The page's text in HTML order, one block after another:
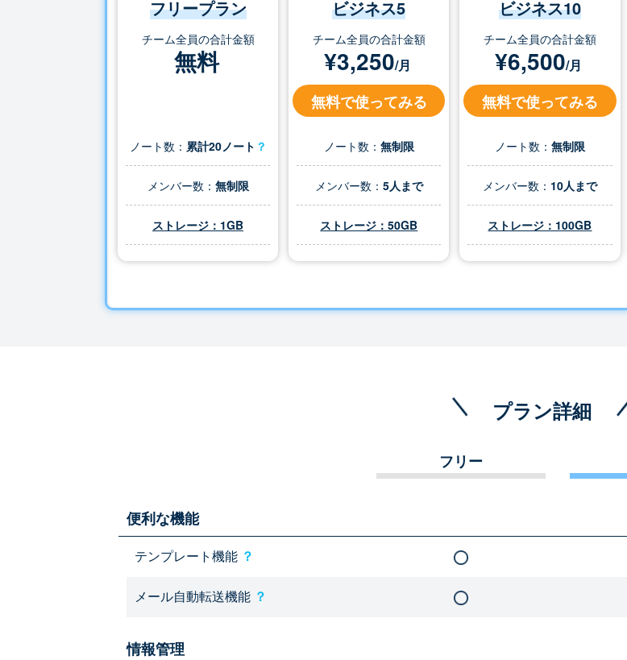
フリープラン
チーム全員の合計金額
無料
ノート数： 累計20ノート ？
メンバー数： 無制限
ストレージ：1GB
ビジネス5
チーム全員の合計金額
¥3,250/月
無料で使ってみる
ノート数： 無制限
メンバー数： 5人まで
ストレージ：50GB
ビジネス10
チーム全員の合計金額
¥6,500/月
無料で使ってみる
ノート数： 無制限
メンバー数： 10人まで
ストレージ：100GB
プラン詳細
フリー
便利な機能
テンプレート機能 ？
メール自動転送機能 ？
情報管理